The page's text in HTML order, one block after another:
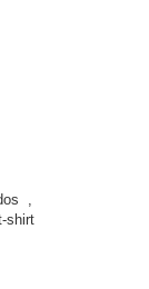
shirt